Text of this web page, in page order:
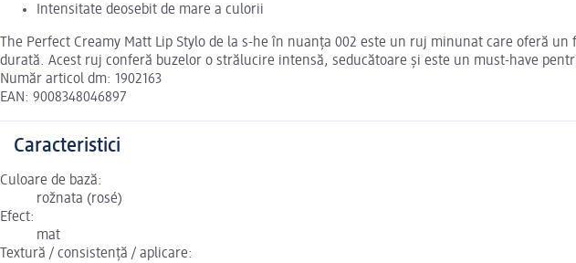
Intensitate deosebit de mare a culorii
The Perfect Creamy Matt Lip Stylo de la s-he în nuanța 002 este un ruj minunat care oferă
durată. Acest ruj conferă buzelor o strălucire intensă, seducătoare și este un must-have
Număr articol dm: 1902163
EAN: 9008348046897
Caracteristici
Culoare de bază:
rožnata (rosé)
Efect:
mat
Textură / consistență / aplicare: